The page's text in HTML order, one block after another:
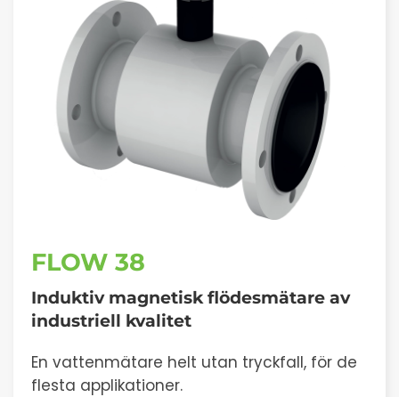
FLOW 38
Induktiv magnetisk flödesmätare av
industriell kvalitet
En vattenmätare helt utan tryckfall, för de
flesta applikationer.